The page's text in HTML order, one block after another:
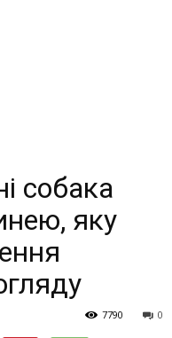
собака
яку
0
7790